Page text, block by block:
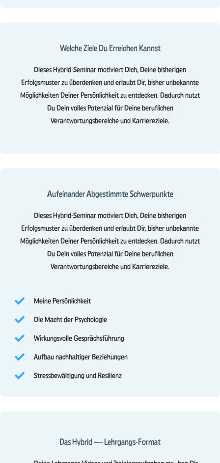
Welche Ziele Du Erreichen Kannst
Dieses Hybrid-Seminar motiviert Dich, Deine bisherigen
Erfolgsmuster zu überdenken und erlaubt Dir, bisher unbekannte
Möglichkeiten Deiner Persönlichkeit zu entdecken. Dadurch nutzt
Du Dein volles Potenzial für Deine beruflichen
Verantwortungsbereiche und Karriereziele.
Aufeinander Abgestimmte Schwerpunkte
Dieses Hybrid-Seminar motiviert Dich, Deine bisherigen
Erfolgsmuster zu überdenken und erlaubt Dir, bisher unbekannte
Möglichkeiten Deiner Persönlichkeit zu entdecken. Dadurch nutzt
Du Dein volles Potenzial für Deine beruflichen
Verantwortungsbereiche und Karriereziele.
Meine Persönlichkeit
Die Macht der Psychologie
Wirkungsvolle Gesprächsführung
Aufbau nachhaltiger Beziehungen
Stressbewältigung und Resilienz
Das Hybrid — Lehrgangs-Format